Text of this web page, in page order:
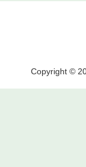
Copyright ©